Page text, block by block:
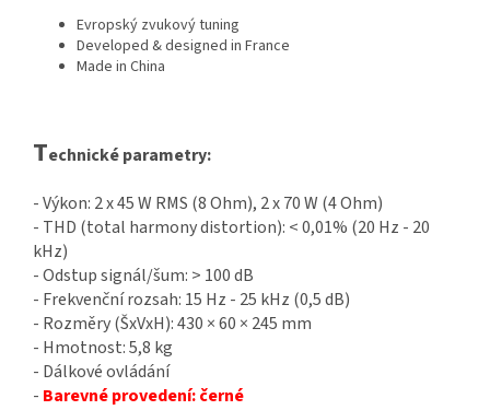
Evropský zvukový tuning
Developed & designed in France
Made in China
Technické parametry:
- Výkon: 2 x 45 W RMS (8 Ohm), 2 x 70 W (4 Ohm)
- THD (total harmony distortion): < 0,01% (20 Hz - 20
kHz)
- Odstup signál/šum: > 100 dB
- Frekvenční rozsah: 15 Hz - 25 kHz (0,5 dB)
- Rozměry (ŠxVxH): 430 × 60 × 245 mm
- Hmotnost: 5,8 kg
- Dálkové ovládání
- Barevné provedení: černé